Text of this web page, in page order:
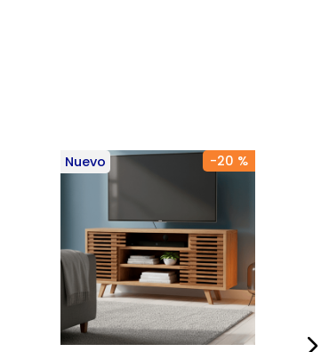
Nuevo -20 %